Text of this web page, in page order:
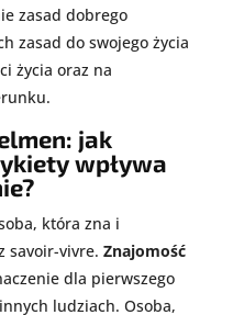
zasad dobrego
zasad do swojego życia
życia oraz na
jak
wpływa
która zna i
savoir-vivre. Znajomość
dla pierwszego
ludziach. Osoba,